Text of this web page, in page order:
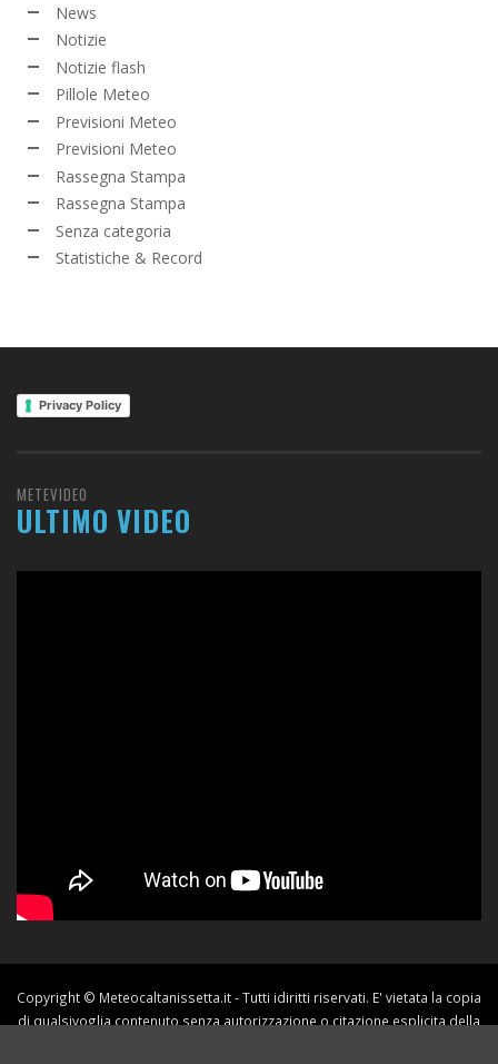
News
Notizie
Notizie flash
Pillole Meteo
Previsioni Meteo
Previsioni Meteo
Rassegna Stampa
Rassegna Stampa
Senza categoria
Statistiche & Record
Privacy Policy
METEVIDEO
ULTIMO VIDEO
Copyright © Meteocaltanissetta.it - Tutti idiritti riservati. E' vietata la copia
di qualsivoglia contenuto senza autorizzazione o citazione esplicita della